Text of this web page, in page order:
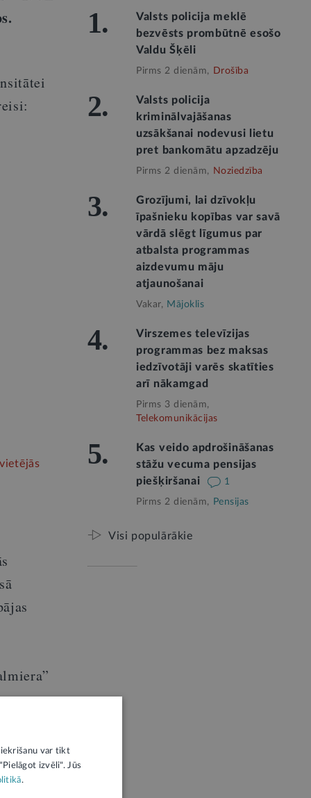
1.
Valsts policija meklē
bezvēsts prombūtnē esošo
Valdu Šķēli
Pirms 2 dienām, Drošība
2.
Valsts policija
kriminālvajāšanas
uzsākšanai nodevusi lietu
pret bankomātu apzadzēju
Pirms 2 dienām, Noziedzība
3.
Grozījumi, lai dzīvokļu
īpašnieku kopības var savā
vārdā slēgt līgumus par
atbalsta programmas
aizdevumu māju
atjaunošanai
Vakar, Mājoklis
4.
Virszemes televīzijas
programmas bez maksas
iedzīvotāji varēs skatīties
arī nākamgad
Pirms 3 dienām,
Telekomunikācijas
5.
Kas veido apdrošināšanas
stāžu vecuma pensijas
piešķiršanai
1
Pirms 2 dienām, Pensijas
Visi populārākie
var tikt
izvēli". Jūs
.